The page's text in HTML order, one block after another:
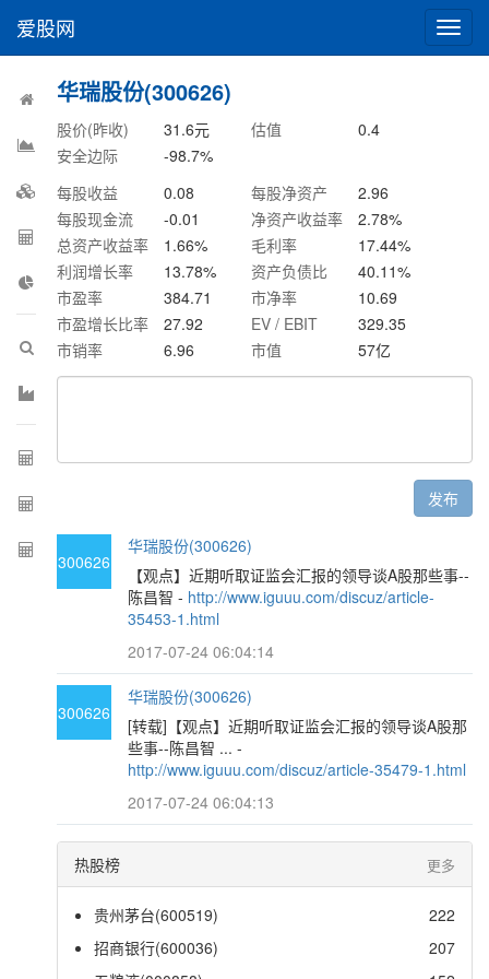
切
换
爱股网
华瑞股份(300626)
股价(昨收) 31.6元 估值
0.4
安全边际
-98.7%
每股收益
0.08 每股净资产
2.96
每股现金流
-0.01 净资产收益率 2.78%
总资产收益率
1.66% 毛利率 17.44%
利润增长率
13.78% 资产负债比 40.11%
市盈率
384.71 市净率
10.69
市盈增长比率
27.92 EV / EBIT
329.35
市销率
6.96 市值 57亿
发布
300626
华瑞股份(300626)
【观点】近期听取证监会汇报的领导谈A股那些事--
陈昌智 - http://www.iguuu.com/discuz/article-
35453-1.html
2017-07-24 06:04:14
300626
华瑞股份(300626)
[转载]【观点】近期听取证监会汇报的领导谈A股那
些事--陈昌智 ... -
http://www.iguuu.com/discuz/article-35479-1.html
2017-07-24 06:04:13
热股榜 更多
贵州茅台(600519)
222
招商银行(600036)
207